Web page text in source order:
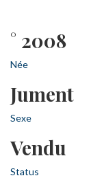
° 2008
Née
Jument
Sexe
Vendu
Status